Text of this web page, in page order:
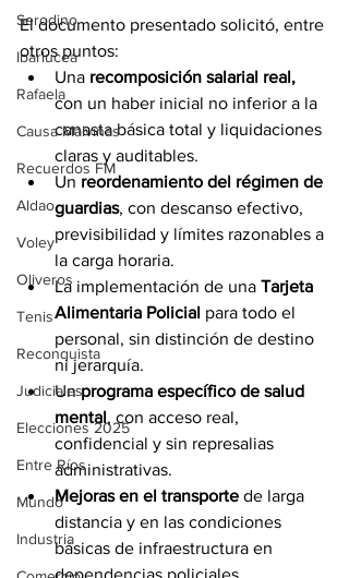
Serodino
Ibarlucea
Rafaela
Causa Malvinas
Recuerdos FM
Aldao
Voley
Oliveros
Tenis
Reconquista
Judiciales
Elecciones 2025
Entre Ríos
Mundo
Industria
El documento presentado solicitó, entre
otros puntos:
Una recomposición salarial real,
con un haber inicial no inferior a la
canasta básica total y liquidaciones
claras y auditables.
Un reordenamiento del régimen de
guardias, con descanso efectivo,
previsibilidad y límites razonables a
la carga horaria.
La implementación de una Tarjeta
Alimentaria Policial para todo el
personal, sin distinción de destino
ni jerarquía.
Un programa específico de salud
mental, con acceso real,
confidencial y sin represalias
administrativas.
Mejoras en el transporte de larga
distancia y en las condiciones
básicas de infraestructura en
dependencias policiales.